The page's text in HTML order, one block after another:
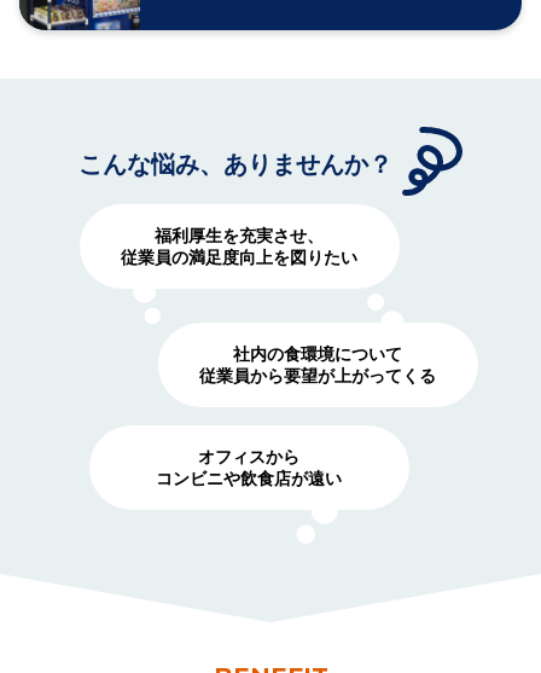
こんな悩み、ありませんか？
福利厚生を充実させ、
従業員の満足度向上を図りたい
社内の食環境について
従業員から要望が上がってくる
オフィスから
コンビニや飲食店が遠い